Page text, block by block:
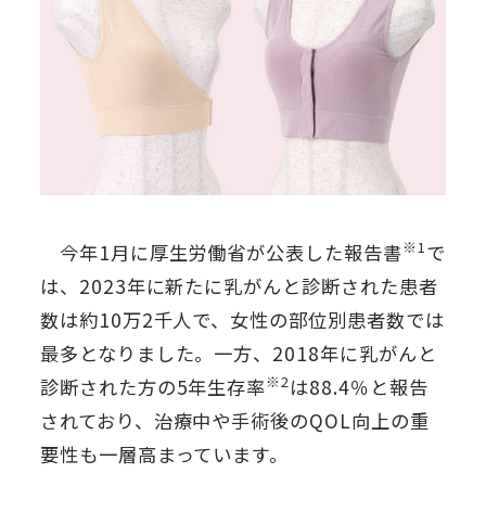
今年1月に厚生労働省が公表した報告書※1で
は、2023年に新たに乳がんと診断された患者
数は約10万2千人で、女性の部位別患者数では
最多となりました。一方、2018年に乳がんと
診断された方の5年生存率※2は88.4％と報告
されており、治療中や手術後のQOL向上の重
要性も一層高まっています。